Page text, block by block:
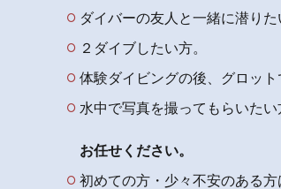
ダイバーの友人と一緒に潜りた
２ダイブしたい方。
体験ダイビングの後、グロット
水中で写真を撮ってもらいたい
お任せください。
初めての方・少々不安のある